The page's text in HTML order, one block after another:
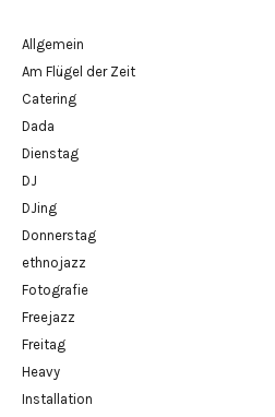
Allgemein
Am Flügel der Zeit
Catering
Dada
Dienstag
DJ
DJing
Donnerstag
ethnojazz
Fotografie
Freejazz
Freitag
Heavy
Installation